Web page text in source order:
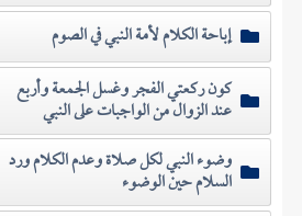
إباحة الكلام لأمة النبي في الصوم
كون ركعتي الفجر وغسل الجمعة وأربع
عند الزوال من الواجبات على النبي
وضوء النبي لكل صلاة وعدم الكلام ورد
السلام حين الوضوء